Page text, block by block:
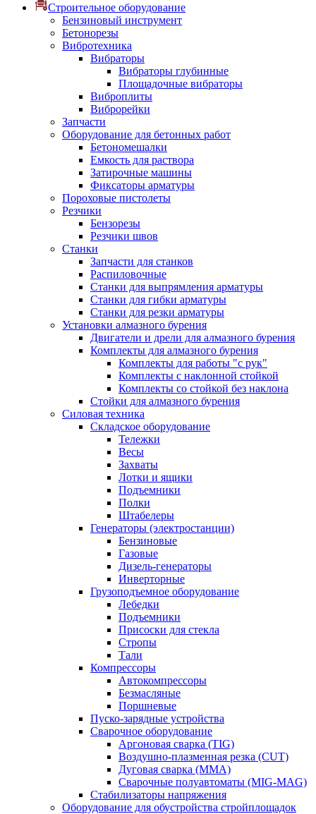
Строительное оборудование
Бензиновый инструмент
Бетонорезы
Вибротехника
Вибраторы
Вибраторы глубинные
Площадочные вибраторы
Виброплиты
Виброрейки
Запчасти
Оборудование для бетонных работ
Бетономешалки
Емкость для раствора
Затирочные машины
Фиксаторы арматуры
Пороховые пистолеты
Резчики
Бензорезы
Резчики швов
Станки
Запчасти для станков
Распиловочные
Станки для выпрямления арматуры
Станки для гибки арматуры
Станки для резки арматуры
Установки алмазного бурения
Двигатели и дрели для алмазного бурения
Комплекты для алмазного бурения
Комплекты для работы "с рук"
Комплекты с наклонной стойкой
Комплекты со стойкой без наклона
Стойки для алмазного бурения
Силовая техника
Складское оборудование
Тележки
Весы
Захваты
Лотки и ящики
Подъемники
Полки
Штабелеры
Генераторы (электростанции)
Бензиновые
Газовые
Дизель-генераторы
Инверторные
Грузоподъемное оборудование
Лебедки
Подъемники
Присоски для стекла
Стропы
Тали
Компрессоры
Автокомпрессоры
Безмасляные
Поршневые
Пуско-зарядные устройства
Сварочное оборудование
Аргоновая сварка (TIG)
Воздушно-плазменная резка (CUT)
Дуговая сварка (ММА)
Сварочные полуавтоматы (MIG-MAG)
Стабилизаторы напряжения
Оборудование для обустройства стройплощадок